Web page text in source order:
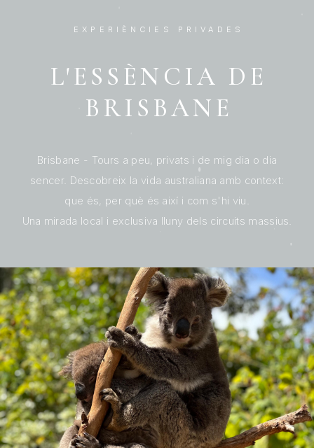
EXPERIÈNCIES PRIVADES
L'ESSÈNCIA DE
BRISBANE
Brisbane - Tours a peu, privats i de mig dia o dia
sencer. Descobreix la vida australiana amb context:
que és, per què és així i com s'hi viu.
Una mirada local i exclusiva lluny dels circuits massius.